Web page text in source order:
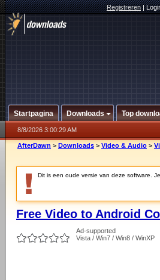
Registreren|
Startpagina Downloads Top
8/8/2026 3:00:29 AM
AfterDawn > Downloads > Video & Audio >
Dit is een oude versie van deze software.
Free Video to Android
Ad-supported
Vista / Win7 / Win8 / WinXP